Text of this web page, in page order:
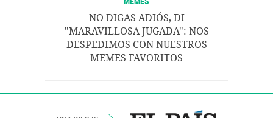
NO DIGAS ADIÓS, DI
"MARAVILLOSA JUGADA": NOS
DESPEDIMOS CON NUESTROS
MEMES FAVORITOS